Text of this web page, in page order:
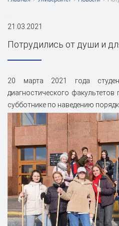
21.03.2021
Потрудились от души и
20 марта 2021 года
диагностического
субботнике по наведению